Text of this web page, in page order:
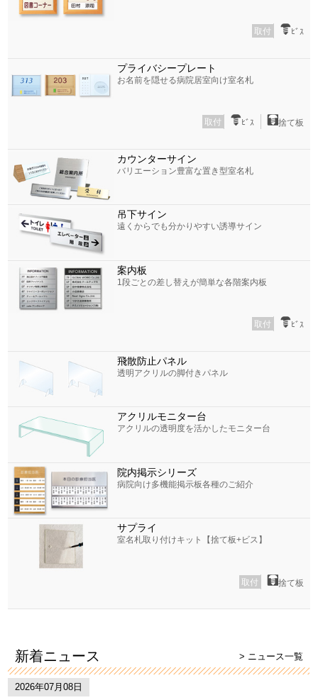
取付 ﾋﾞｽ
プライバシープレート
お名前を隠せる病院居室向け室名札
取付 ﾋﾞｽ 捨て板
カウンターサイン
バリエーション豊富な置き型室名札
吊下サイン
遠くからでも分かりやすい誘導サイン
案内板
1段ごとの差し替えが簡単な各階案内板
取付 ﾋﾞｽ
飛散防止パネル
透明アクリルの脚付きパネル
アクリルモニター台
アクリルの透明度を活かしたモニター台
院内掲示シリーズ
病院向け多機能掲示板各種のご紹介
サプライ
室名札取り付けキット【捨て板+ビス】
取付 捨て板
新着ニュース > ニュース一覧
2026年07月08日